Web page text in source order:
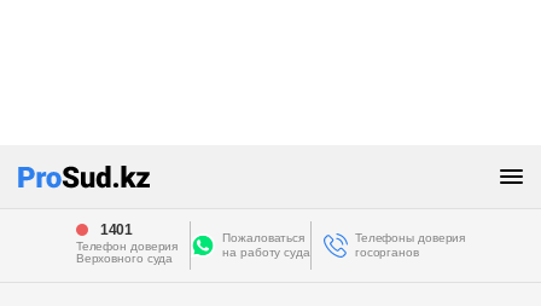
1401
Телефон доверия
Верховного суда
Пожаловаться
на работу суда
Телефоны доверия
госорганов